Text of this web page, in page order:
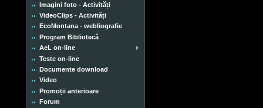
Imagini foto - Activități
VideoClips - Activități
EcoMontana - webliografie
Program Bibliotecă
AeL on-line
Teste on-line
Documente download
Video
Promoții anterioare
Forum